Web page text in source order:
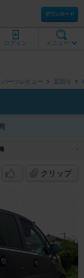
ダウンロード
メニュー
ログイン
パーツレビュー 足回り
-
クリップ